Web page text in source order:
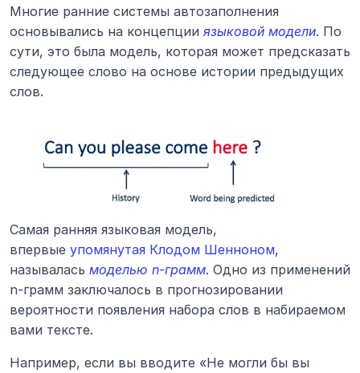
Многие ранние системы автозаполнения
основывались на концепции языковой модели. По
сути, это была модель, которая может предсказать
следующее слово на основе истории предыдущих
слов.
Самая ранняя языковая модель,
впервые упомянутая Клодом Шенноном,
называлась моделью n-грамм. Одно из применений
n-грамм заключалось в прогнозировании
вероятности появления набора слов в набираемом
вами тексте.
Например, если вы вводите «Не могли бы вы